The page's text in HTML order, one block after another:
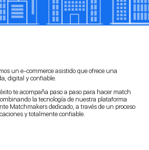
un e-commerce asistido que ofrece una
digital y confiable.
te acompaña paso a paso para hacer match
la tecnología de nuestra plataforma
Matchmakers dedicado, a través de un proceso
y totalmente confiable.